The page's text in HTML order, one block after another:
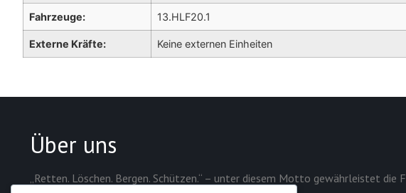
Fahrzeuge: 13.HLF20.1
Externe Kräfte: Keine externen Einheiten
Über uns
„Retten. Löschen. Bergen. Schützen.“ – unter diesem Motto gewährleistet die